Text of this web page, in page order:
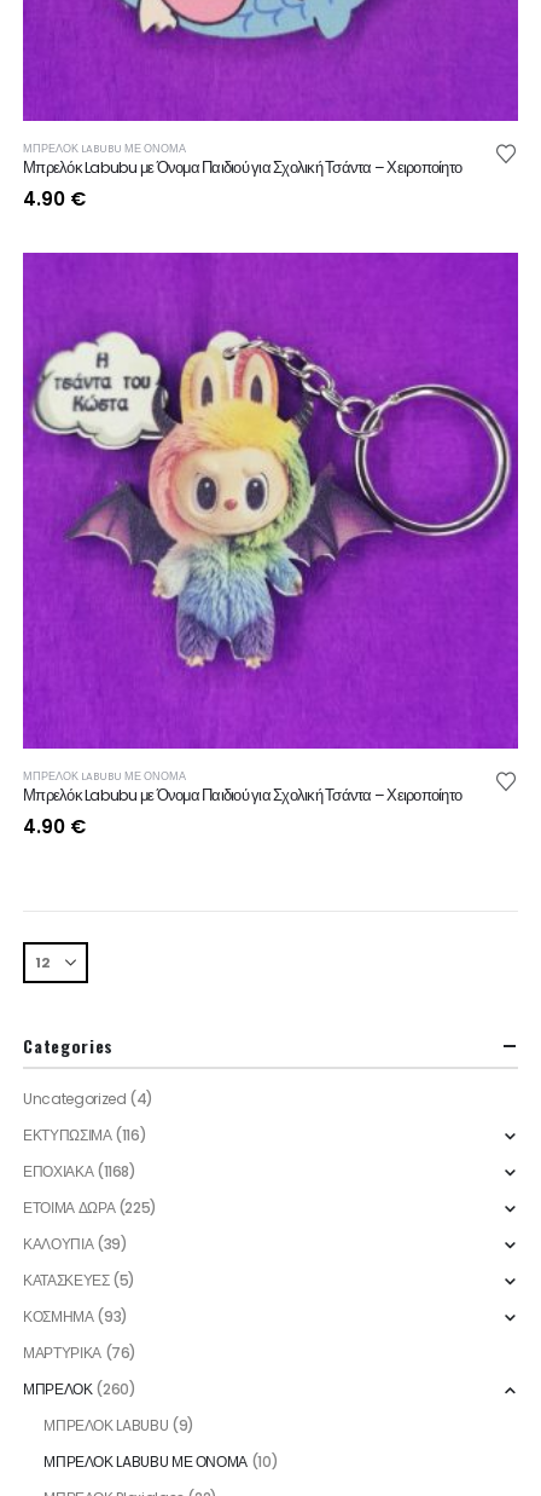
ΜΠΡΕΛΟΚ LABUBU ΜΕ ΟΝΟΜΑ
Μπρελόκ Labubu με Όνομα Παιδιού για Σχολική Τσάντα – Χειροποίητο
4.90 €
ΜΠΡΕΛΟΚ LABUBU ΜΕ ΟΝΟΜΑ
Μπρελόκ Labubu με Όνομα Παιδιού για Σχολική Τσάντα – Χειροποίητο
4.90 €
Categories
Uncategorized (4)
ΕΚΤΥΠΩΣΙΜΑ (116)
ΕΠΟΧΙΑΚΑ (1168)
ΕΤΟΙΜΑ ΔΩΡΑ (225)
ΚΑΛΟΥΠΙΑ (39)
ΚΑΤΑΣΚΕΥΕΣ (5)
ΚΟΣΜΗΜΑ(93)
ΜΑΡΤΥΡΙΚΑ (76)
ΜΠΡΕΛΟΚ(260)
ΜΠΡΕΛΟΚ LABUBU (9)
ΜΠΡΕΛΟΚ LABUBU ΜΕ ΟΝΟΜΑ (10)